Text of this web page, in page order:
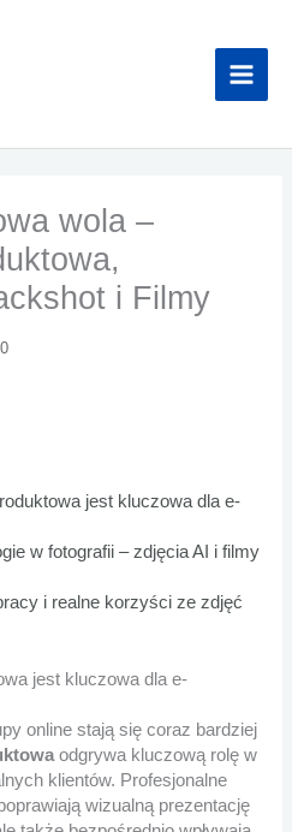
wola –
i Filmy
jest kluczowa dla e-
w fotografii – zdjęcia AI i filmy
i realne korzyści ze zdjęć
jest kluczowa dla e-
online stają się coraz bardziej
odgrywa kluczową rolę w
klientów. Profesjonalne
wizualną prezentację